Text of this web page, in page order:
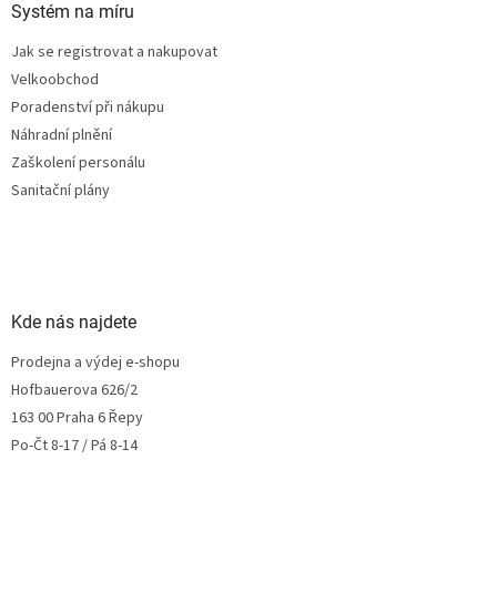
Systém na míru
Jak se registrovat a nakupovat
Velkoobchod
Poradenství při nákupu
Náhradní plnění
Zaškolení personálu
Sanitační plány
Kde nás najdete
Prodejna a výdej e-shopu
Hofbauerova 626/2
163 00 Praha 6 Řepy
Po-Čt 8-17 / Pá 8-14